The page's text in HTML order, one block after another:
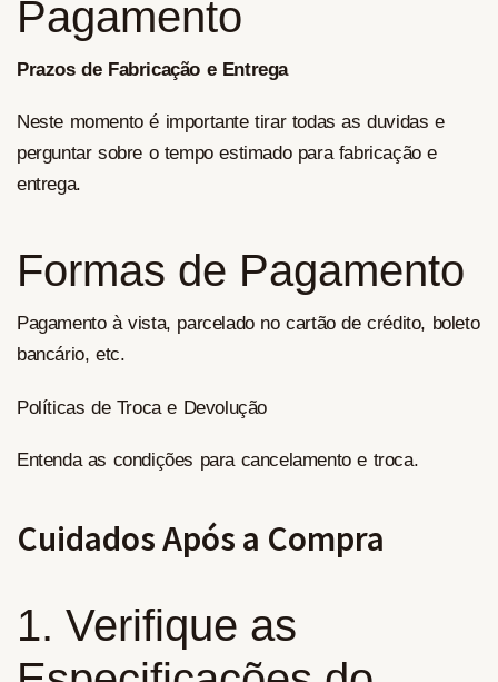
Pagamento
Prazos de Fabricação e Entrega
Neste momento é importante tirar todas as duvidas e
perguntar sobre o tempo estimado para fabricação e
entrega.
Formas de Pagamento
Pagamento à vista, parcelado no cartão de crédito, boleto
bancário, etc.
Políticas de Troca e Devolução
Entenda as condições para cancelamento e troca.
Cuidados Após a Compra
1. Verifique as